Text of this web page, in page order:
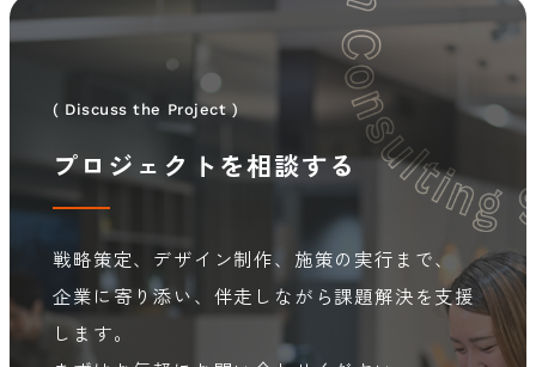
( Discuss the Project )
プロジェクトを相談する
戦略策定、デザイン制作、施策の実行まで、
企業に寄り添い、伴走しながら課題解決を支援
します。